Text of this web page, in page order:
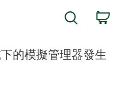
Search
下的模擬管理器發生